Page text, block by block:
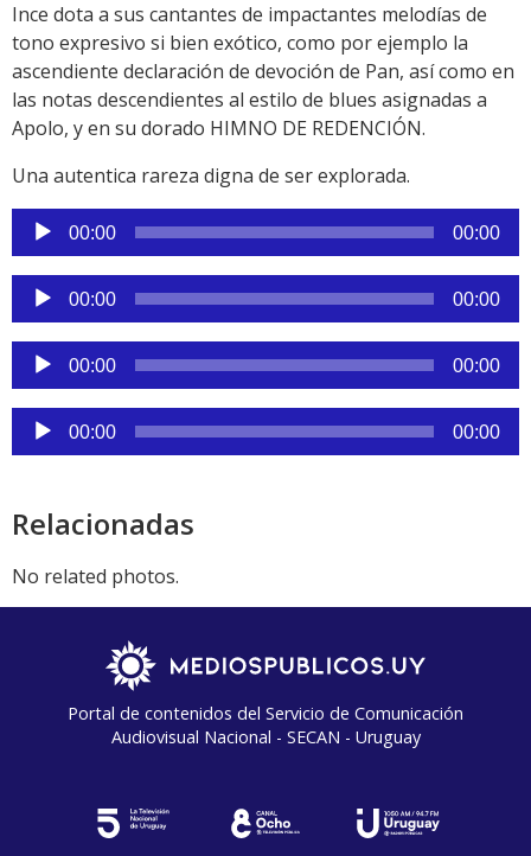
Ince dota a sus cantantes de impactantes melodías de
tono expresivo si bien exótico, como por ejemplo la
ascendiente declaración de devoción de Pan, así como en
las notas descendientes al estilo de blues asignadas a
Apolo, y en su dorado HIMNO DE REDENCIÓN.
Una autentica rareza digna de ser explorada.
Reproductor
de
audio
00:00 00:00
Reproductor
de
audio
00:00 00:00
Reproductor
de
audio
00:00 00:00
Reproductor
de
00:00 00:00
Relacionadas
No related photos.
Portal de contenidos del Servicio de Comunicación
Audiovisual Nacional - SECAN - Uruguay